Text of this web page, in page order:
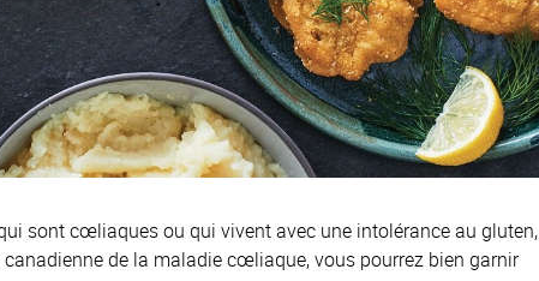
sont cœliaques ou qui vivent avec une intolérance au gluten,
de la maladie cœliaque, vous pourrez bien garnir